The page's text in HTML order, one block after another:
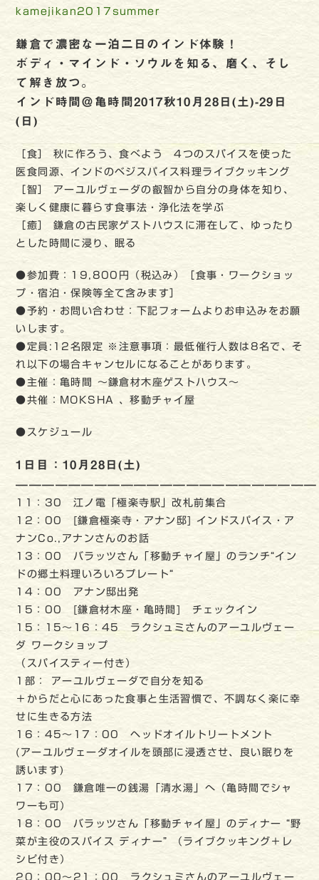
kamejikan2017summer
鎌倉で濃密な一泊二日のインド体験！
ボディ・マインド・ソウルを知る、磨く、そし
て解き放つ。
インド時間＠亀時間2017秋10月28日(土)-29日
(日)
［食］ 秋に作ろう、食べよう 4つのスパイスを使った
医食同源、インドのベジスパイス料理ライブクッキング
［智］ アーユルヴェーダの叡智から自分の身体を知り、
楽しく健康に暮らす食事法・浄化法を学ぶ
［癒］ 鎌倉の古民家ゲストハウスに滞在して、ゆったり
とした時間に浸り、眠る
●参加費：19,800円（税込み）［食事・ワークショッ
プ・宿泊・保険等全て含みます］
●予約・お問い合わせ：下記フォームよりお申込みをお願
いします。
●定員:12名限定 ※注意事項：最低催行人数は8名で、そ
れ以下の場合キャンセルになることがあります。
●主催：亀時間 ～鎌倉材木座ゲストハウス～
●共催：MOKSHA 、移動チャイ屋
●スケジュール
1日目：10月28日(土)
———————————————————————
11：30 江ノ電「極楽寺駅」改札前集合
12：00 [鎌倉極楽寺・アナン邸] インドスパイス・ア
ナンCo.,アナンさんのお話
13：00 バラッツさん「移動チャイ屋」のランチ“イン
ドの郷土料理いろいろプレート“
14：00 アナン邸出発
15：00 [鎌倉材木座・亀時間] チェックイン
15：15～16：45 ラクシュミさんのアーユルヴェー
ダ ワークショップ
（スパイスティー付き）
1部： アーユルヴェーダで自分を知る
＋からだと心にあった食事と生活習慣で、不調なく楽に幸
せに生きる方法
16：45～17：00 ヘッドオイルトリートメント
(アーユルヴェーダオイルを頭部に浸透させ、良い眠りを
誘います)
17：00 鎌倉唯一の銭湯「清水湯」へ（亀時間でシャ
ワーも可）
18：00 バラッツさん「移動チャイ屋」のディナー “野
菜が主役のスパイス ディナー” （ライブクッキング＋レ
シピ付き）
20：00～21：00 ラクシュミさんのアーユルヴェー